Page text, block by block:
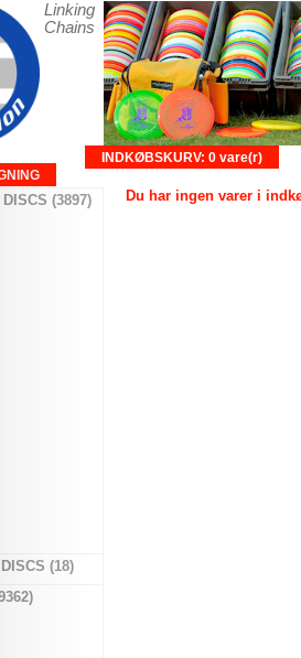
Linking
Chains
INDKØBSKURV: 0 vare(r)
(3897)
(18)
Du har ingen varer i